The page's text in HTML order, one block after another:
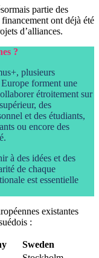
partie des
ont déjà été
d’alliances.
?
plusieurs
Europe forment une
étroitement sur
des
et des étudiants,
ou encore des
à des idées et des
de chaque
est essentielle
existantes
:
Sweden